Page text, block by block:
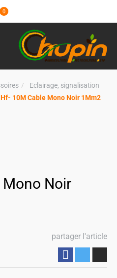
0
Eclairage, signalisation
Hf- 10M Cable Mono Noir 1Mm2
Mono Noir
partager l'article